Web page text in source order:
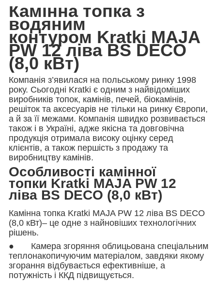
Камінна топка з
водяним
контуром Kratki MAJA
PW 12 ліва BS DECO
(8,0 кВт)
Компанія з’явилася на польському ринку 1998
року. Сьогодні Kratki є одним з найвідоміших
виробників топок, камінів, печей, біокамінів,
решіток та аксесуарів не тільки на ринку Європи,
а й за її межами. Компанія швидко розвивається
також і в Україні, адже якісна та довговічна
продукція отримала високу оцінку серед
клієнтів, а також першість з продажу та
виробництву камінів.
Особливості камінної
топки Kratki MAJA PW 12
ліва BS DECO (8,0 кВт)
Камінна топка Kratki MAJA PW 12 ліва BS DECO
(8,0 кВт)– це одне з найновіших технологічних
рішень.
● Камера згоряння облицьована спеціальним
теплонакопичуючим матеріалом, завдяки якому
згорання відбувається ефективніше, а
потужність і ККД підвищується.